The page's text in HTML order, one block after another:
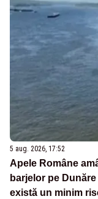
5 aug. 2026, 17:52
Apele Române
barjelor pe
există un minim